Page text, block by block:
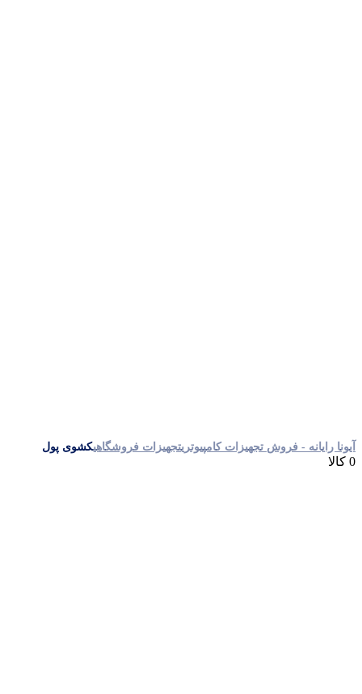
آیونا رایانه - فروش تجهیزات کامپیوتریتجهیزات فروشگاهیکشوی پول
0 کالا